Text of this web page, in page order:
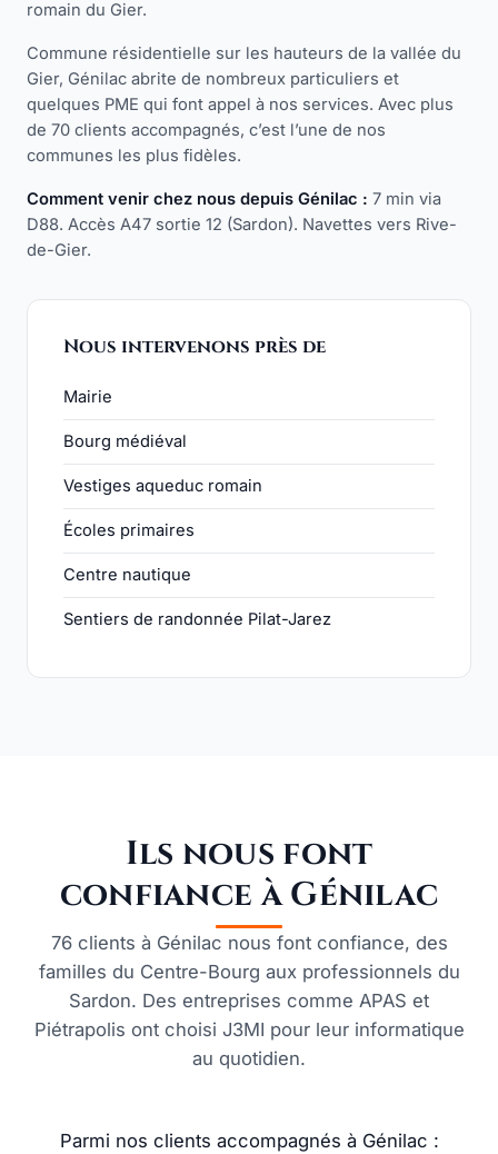
romain du Gier.
Commune résidentielle sur les hauteurs de la vallée du
Gier, Génilac abrite de nombreux particuliers et
quelques PME qui font appel à nos services. Avec plus
de 70 clients accompagnés, c’est l’une de nos
communes les plus fidèles.
Comment venir chez nous depuis Génilac : 7 min via
D88. Accès A47 sortie 12 (Sardon). Navettes vers Rive-
de-Gier.
Nous intervenons près de
Mairie
Bourg médiéval
Vestiges aqueduc romain
Écoles primaires
Centre nautique
Sentiers de randonnée Pilat-Jarez
Ils nous font
confiance à Génilac
76 clients à Génilac nous font confiance, des
familles du Centre-Bourg aux professionnels du
Sardon. Des entreprises comme APAS et
Piétrapolis ont choisi J3MI pour leur informatique
au quotidien.
Parmi nos clients accompagnés à Génilac :